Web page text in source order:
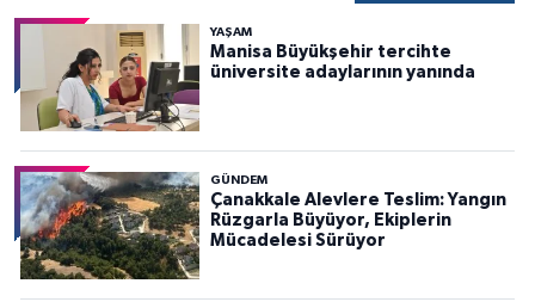
YAŞAM
Manisa Büyükşehir tercihte
üniversite adaylarının yanında
GÜNDEM
Çanakkale Alevlere Teslim: Yangın
Rüzgarla Büyüyor, Ekiplerin
Mücadelesi Sürüyor